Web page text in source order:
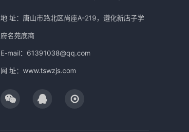
地 址：唐山市路北区尚座A-219，遵化新店子学
府名苑底商
E-mail：61391038@qq.com
网 址：www.tswzjs.com